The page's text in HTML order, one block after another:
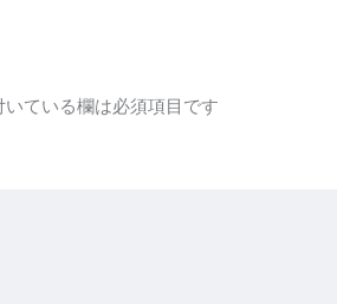
いている欄は必須項目です